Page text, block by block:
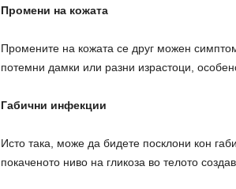
Промени на кожата
Промените на кожата се друг можен
потемни дамки или разни израстоци,
Габични инфекции
Исто така, може да бидете посклони кон
покаченото ниво на гликоза во телото